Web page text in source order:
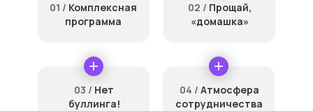
01 / Комплексная
программа
02 / Прощай,
«домашка»
03 / Нет
буллинга!
04 / Атмосфера
сотрудничества